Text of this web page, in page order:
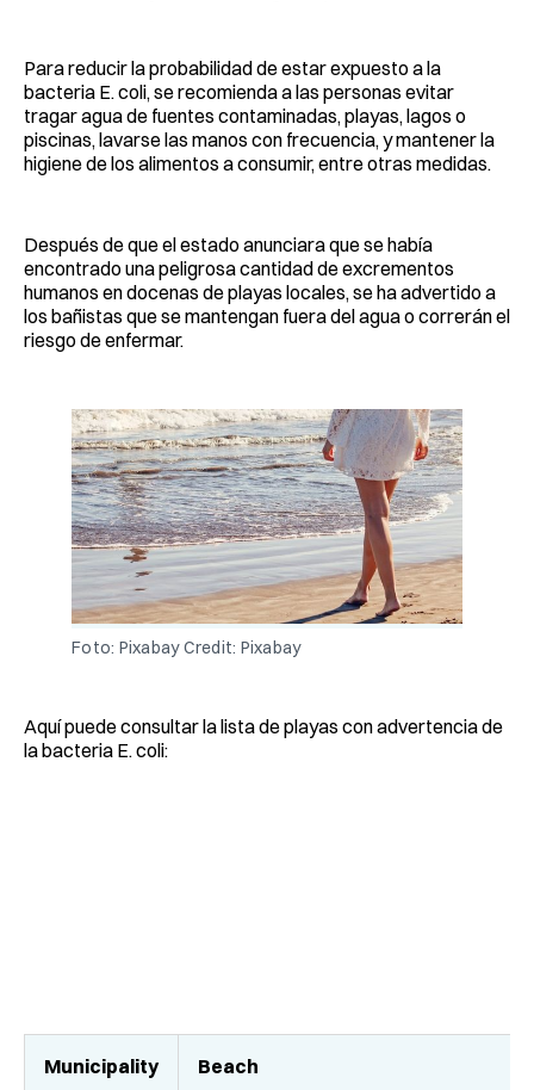
Para reducir la probabilidad de estar expuesto a la
bacteria E. coli, se recomienda a las personas evitar
tragar agua de fuentes contaminadas, playas, lagos o
piscinas, lavarse las manos con frecuencia, y mantener la
higiene de los alimentos a consumir, entre otras medidas.
Después de que el estado anunciara que se había
encontrado una peligrosa cantidad de excrementos
humanos en docenas de playas locales, se ha advertido a
los bañistas que se mantengan fuera del agua o correrán el
riesgo de enfermar.
Foto: PixabayCredit: Pixabay
Aquí puede consultar la lista de playas con advertencia de
la bacteria E. coli:
Municipality Beach